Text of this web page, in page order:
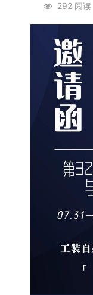
292 阅读